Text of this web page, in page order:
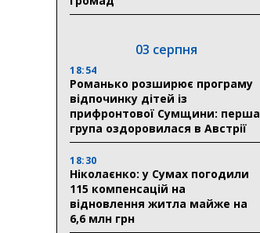
03 серпня
18:54
Романько розширює програму
відпочинку дітей із
прифронтової Сумщини: перша
група оздоровилася в Австрії
18:30
Ніколаєнко: у Сумах погодили
115 компенсацій на
відновлення житла майже на
6,6 млн грн